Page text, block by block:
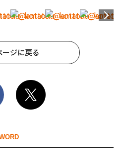
ージに戻る